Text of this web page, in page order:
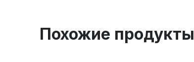
Похожие продукты